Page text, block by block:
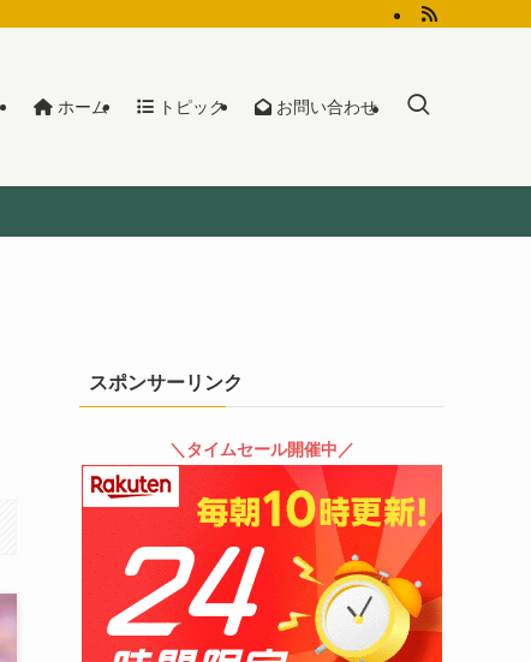
ホーム トピック お問い合わせ
スポンサーリンク
＼タイムセール開催中／